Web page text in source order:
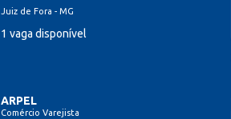
Juiz de Fora - MG
1 vaga disponível
ARPEL
Comércio Varejista